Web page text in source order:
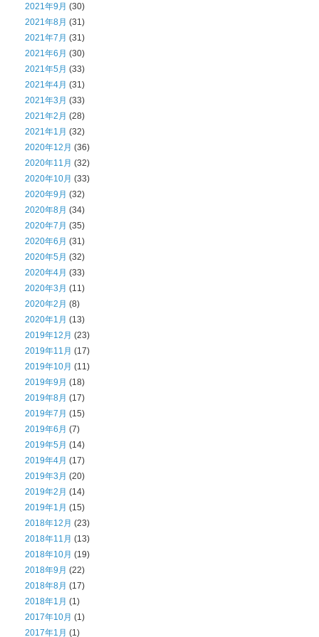
2021年9月 (30)
2021年8月 (31)
2021年7月 (31)
2021年6月 (30)
2021年5月 (33)
2021年4月 (31)
2021年3月 (33)
2021年2月 (28)
2021年1月 (32)
2020年12月 (36)
2020年11月 (32)
2020年10月 (33)
2020年9月 (32)
2020年8月 (34)
2020年7月 (35)
2020年6月 (31)
2020年5月 (32)
2020年4月 (33)
2020年3月 (11)
2020年2月 (8)
2020年1月 (13)
2019年12月 (23)
2019年11月 (17)
2019年10月 (11)
2019年9月 (18)
2019年8月 (17)
2019年7月 (15)
2019年6月 (7)
2019年5月 (14)
2019年4月 (17)
2019年3月 (20)
2019年2月 (14)
2019年1月 (15)
2018年12月 (23)
2018年11月 (13)
2018年10月 (19)
2018年9月 (22)
2018年8月 (17)
2018年1月 (1)
2017年10月 (1)
2017年1月 (1)